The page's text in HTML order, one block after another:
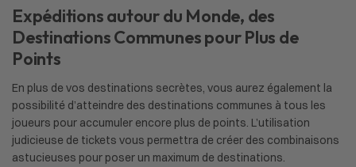
Expéditions autour du Monde, des
Destinations Communes pour Plus de
Points
En plus de vos destinations secrètes, vous aurez également la
possibilité d’atteindre des destinations communes à tous les
joueurs pour accumuler encore plus de points. L’utilisation
judicieuse de tickets vous permettra de créer des combinaisons
astucieuses pour poser un maximum de destinations.